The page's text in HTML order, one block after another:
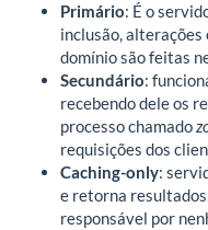
Primário: É o
inclusão, alterações
domínio são feitas
Secundário:
recebendo dele os
processo chamado
requisições dos
Caching-only:
e retorna
responsável por